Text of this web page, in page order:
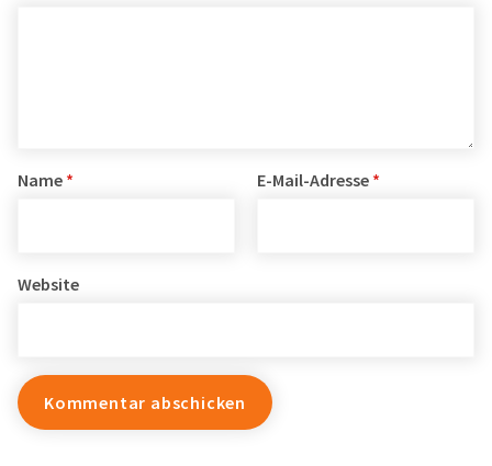
Name * E-Mail-Adresse *
Website